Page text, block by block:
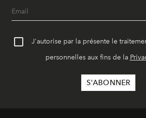
J'autorise par la présente le
personnelles aux fins de la